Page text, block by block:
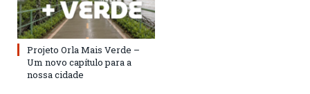
Projeto Orla Mais Verde –
Um novo capítulo para a
nossa cidade